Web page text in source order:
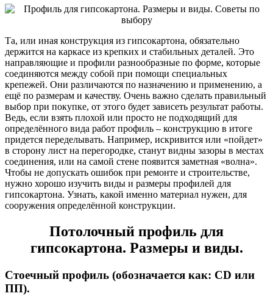
Та, или иная конструкция из гипсокартона, обязательно
держится на каркасе из крепких и стабильных деталей. Это
направляющие и профили разнообразные по форме, которые
соединяются между собой при помощи специальных
крепежей. Они различаются по назначению и применению, а
ещё по размерам и качеству. Очень важно сделать правильный
выбор при покупке, от этого будет зависеть результат работы.
Ведь, если взять плохой или просто не подходящий для
определённого вида работ профиль – конструкцию в итоге
придется переделывать. Например, искривится или «пойдет»
в сторону лист на перегородке, станут видны зазоры в местах
соединения, или на самой стене появится заметная «волна».
Чтобы не допускать ошибок при ремонте и строительстве,
нужно хорошо изучить виды и размеры профилей для
гипсокартона. Узнать, какой именно материал нужен, для
сооружения определённой конструкции.
Потолочный профиль для
гипсокартона. Размеры и виды.
Стоечный профиль (обозначается как: CD или
ПП).